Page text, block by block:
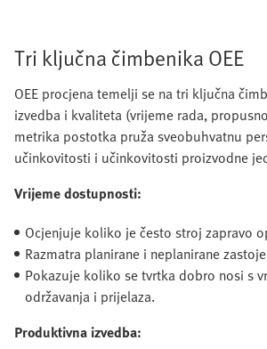
Tri ključna čimbenika OEE
OEE procjena temelji se na tri ključna
izvedba i kvaliteta (vrijeme rada,
metrika postotka pruža sveobuhvatnu
učinkovitosti i učinkovitosti proizvodne
Vrijeme dostupnosti:
Ocjenjuje koliko je često stroj zapravo
Razmatra planirane i neplanirane
Pokazuje koliko se tvrtka dobro nosi s
održavanja i prijelaza.
Produktivna izvedba: